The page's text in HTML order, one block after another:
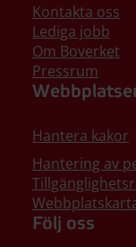
Kontakta oss
Lediga jobb
Om Boverket
Pressrum
Hantera kakor
Hantering av
Följ oss